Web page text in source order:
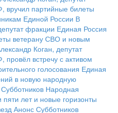
вручил партийные билеты
Единой России В
фракции Единая Россия
ветерану СВО и новым
Коган, депутат
встречу с активом
голосования Единая
в новую народную
Народная
лет и новые горизонты
Анонс Субботников